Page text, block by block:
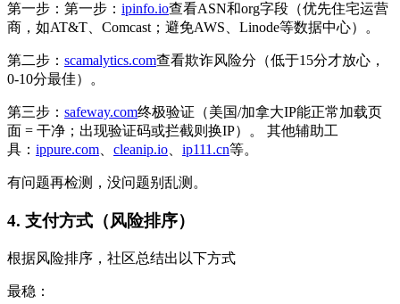
第一步：第一步： ipinfo.io查看ASN和org字段（优先住宅运营
商，如AT&T、Comcast；避免AWS、Linode等数据中心）。
第二步： scamalytics.com查看欺诈风险分（低于15分才放心，
0-10分最佳）。
第三步： safeway.com终极验证（美国/加拿大IP能正常加载页
面 = 干净；出现验证码或拦截则换IP）。 其他辅助工
具： ippure.com cleanip.io ip111.cn等。
有问题再检测，没问题别乱测。
4. 支付方式（风险排序）
根据风险排序，社区总结出以下方式
最稳：